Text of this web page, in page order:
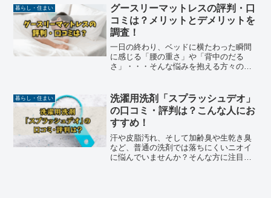
り軽量かつ割れにくく、防水仕様なのも
嬉しいポイント...
暮らし・住まい
グースリーマットレスの評判・口
コミは？メリットとデメリットを
調査！
一日の終わり、ベッドに横たわった瞬間
に感じる「腰の重さ」や「背中のだる
さ」・・・​そんな悩みを抱える方々の間
トレス」です。今回は、実際の口コミや
評判をもとに、グースリー...
暮らし・住まい
洗濯用洗剤「スプラッシュデオ」
の口コミ・評判は？こんな人にお
すすめ！
汗や皮脂汚れ、そして加齢臭や生乾き臭
など、普通の洗剤では落ちにくいニオイ
に悩んでいませんか？そんな方に注目さ